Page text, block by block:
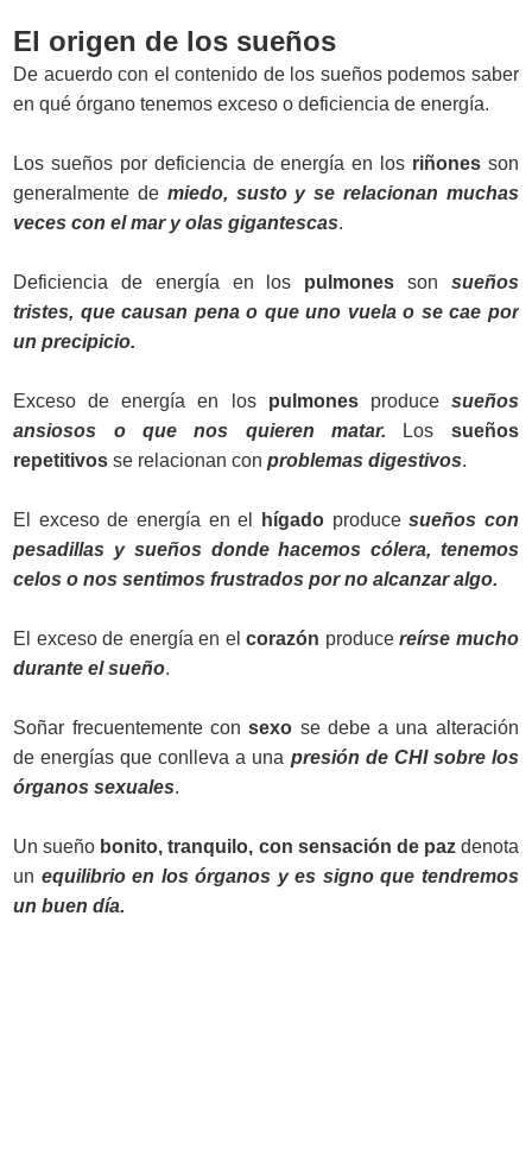
El origen de los sueños
De acuerdo con el contenido de los sueños podemos saber
en qué órgano tenemos exceso o deficiencia de energía.
Los sueños por deficiencia de energía en los riñones son
generalmente de miedo, susto y se relacionan muchas
veces con el mar y olas gigantescas.
Deficiencia de energía en los pulmonesson sueños
tristes, que causan pena o que uno vuela o se cae por
un precipicio.
Exceso de energía en los pulmones produce sueños
ansiosos o que nos quieren matar.
Los sueños
repetitivos se relacionan conproblemas digestivos.
El exceso de energía en el hígado producesueños con
pesadillas y sueños donde hacemos cólera, tenemos
celos o nos sentimos frustrados por no alcanzar algo.
El exceso de energía en elcorazón producereírse mucho
durante el sueño.
Soñar frecuentemente consexo se debe a una alteración
de energías que conlleva a una presión de CHI sobre los
órganos sexuales.
Un sueño bonito, tranquilo, con sensación de pazdenota
un equilibrio en los órganos y es signo que tendremos
un buen día.